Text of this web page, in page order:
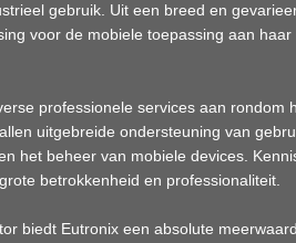
gebruik. Uit een breed en
voor de mobiele toepassing aan
professionele services aan rondom
uitgebreide ondersteuning van
het beheer van mobiele devices.
betrokkenheid en professionaliteit.
biedt Eutronix een absolute